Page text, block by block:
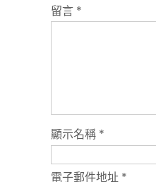
留言 *
顯示名稱 *
電子郵件地址 *